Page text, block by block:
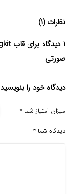
نظرات (۱)
صورتی
دیدگاه خود را بنویسید
میزان امتیاز شما *
دیدگاه شما *